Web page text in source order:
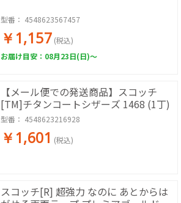
型番： 4548623567457
￥1,157 (税込)
お届け目安：08月23日(日)～
【メール便での発送商品】スコッチ
[TM]チタンコートシザーズ 1468 (1丁)
型番： 4548623216928
￥1,601 (税込)
スコッチ[R] 超強力 なのに あとからは